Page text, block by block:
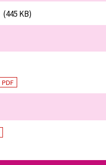
(445 KB)
PDF